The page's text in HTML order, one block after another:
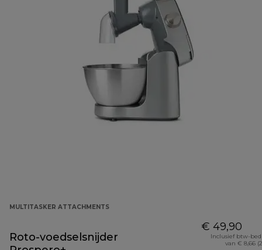
MULTITASKER ATTACHMENTS
Roto-voedselsnijder
€ 49,90
Inclusief btw-
van € 8,66